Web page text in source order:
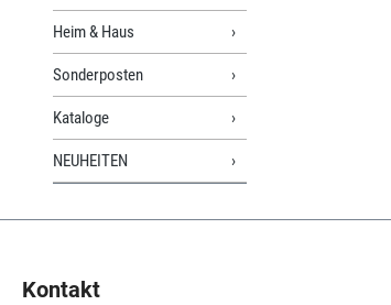
Heim & Haus
Sonderposten
Kataloge
NEUHEITEN
Kontakt